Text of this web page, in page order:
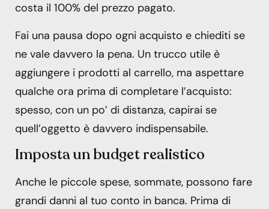
costa il 100% del prezzo pagato.
Fai una pausa dopo ogni acquisto e chiediti se
ne vale davvero la pena. Un trucco utile è
aggiungere i prodotti al carrello, ma aspettare
qualche ora prima di completare l’acquisto:
spesso, con un po’ di distanza, capirai se
quell’oggetto è davvero indispensabile.
Imposta un budget realistico
Anche le piccole spese, sommate, possono fare
grandi danni al tuo conto in banca. Prima di